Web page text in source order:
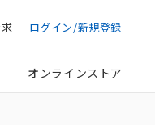
ログイン/新規登録
オンラインストア